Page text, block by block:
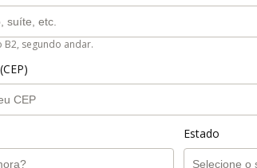
B2, segundo andar.
Estado